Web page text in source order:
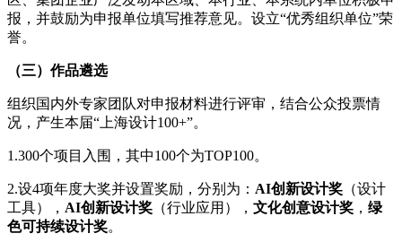
报，并鼓励为申报单位填写推荐意见。设立“优秀组织单位”荣
誉。
（三） 作品遴选
组织国内外专家团队对申报材料进行评审，结合公众投票情
况，产生本届“上海设计100+”。
1.300个项目入围，其中100个为TOP100。
2.设4项年度大奖并设置奖励，分别为： AI创新设计奖 （设计
工具）， AI创新设计奖 （行业应用）， 文化创意设计奖 ， 绿
色可持续设计奖。